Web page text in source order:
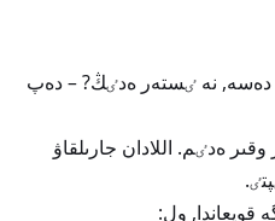
دەسە, نە ٸستەر ەدٸڭ? – دەپ
ەدٸم. اللادان جارىلقاۋ
ول: